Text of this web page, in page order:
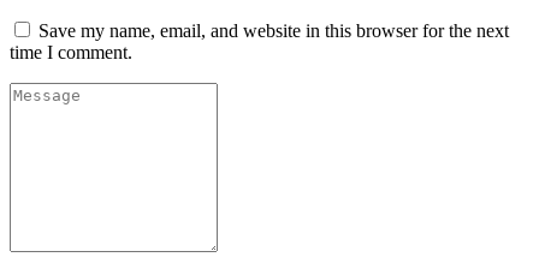
Save my name, email, and website in this browser for the next
time I comment.